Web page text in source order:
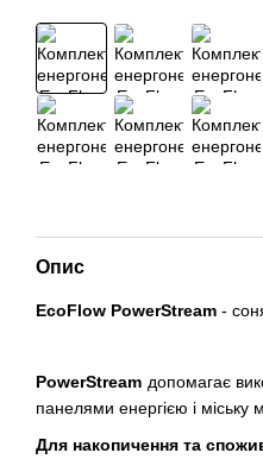
Опис
EcoFlow PowerStream -
PowerStream допомагає
панелями енергією і міську
Для накопичення та